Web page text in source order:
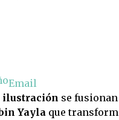
Email
ilustración se
Yayla que